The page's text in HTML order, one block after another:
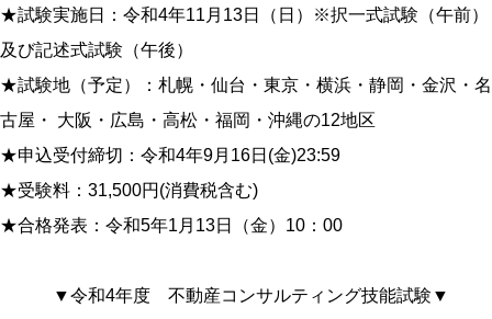
★試験実施日：令和4年11月13日（日）※択一式試験（午前）
及び記述式試験（午後）
★試験地（予定）：札幌・仙台・東京・横浜・静岡・金沢・名
古屋・ 大阪・広島・高松・福岡・沖縄の12地区
★申込受付締切：令和4年9月16日(金)23:59
★受験料：31,500円(消費税含む)
★合格発表：令和5年1月13日（金）10：00
▼令和4年度 不動産コンサルティング技能試験▼